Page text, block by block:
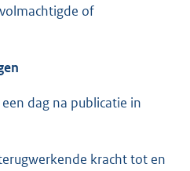
of
dag na publicatie in
kracht tot en